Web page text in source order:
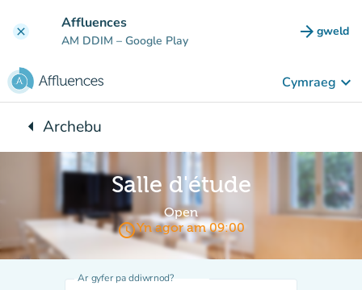
clear Affluences
AM DDIM – Google Play arrow_forward gweld
(tab
Cymraeg keyboard_arrow_down
arrow_leftYn ôl i:
Archebu
Salle d'étude
Open
access_timeYn agor am 09:00
Ar gyfer pa ddiwrnod?